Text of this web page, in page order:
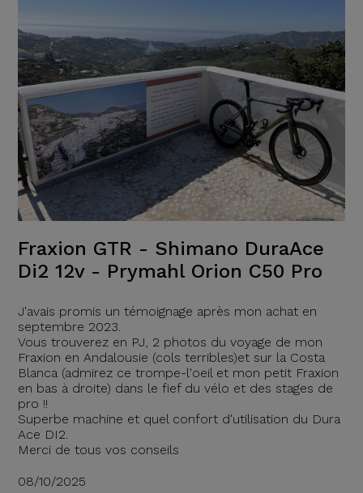
Fraxion GTR - Shimano DuraAce
Di2 12v - Prymahl Orion C50 Pro
J'avais promis un témoignage après mon achat en
septembre 2023.
Vous trouverez en PJ, 2 photos du voyage de mon
Fraxion en Andalousie (cols terribles)et sur la Costa
Blanca (admirez ce trompe-l'oeil et mon petit Fraxion
en bas à droite) dans le fief du vélo et des stages de
pro !!
Superbe machine et quel confort d'utilisation du Dura
Ace DI2.
Merci de tous vos conseils
08/10/2025